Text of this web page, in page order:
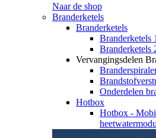
Naar de shop
Branderketels
Branderketels
Branderketels
Branderketels
Vervangingsdelen
Onderdelen
Hotbox
Hotbox -